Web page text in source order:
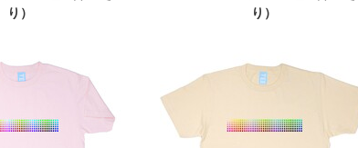
り）
り）